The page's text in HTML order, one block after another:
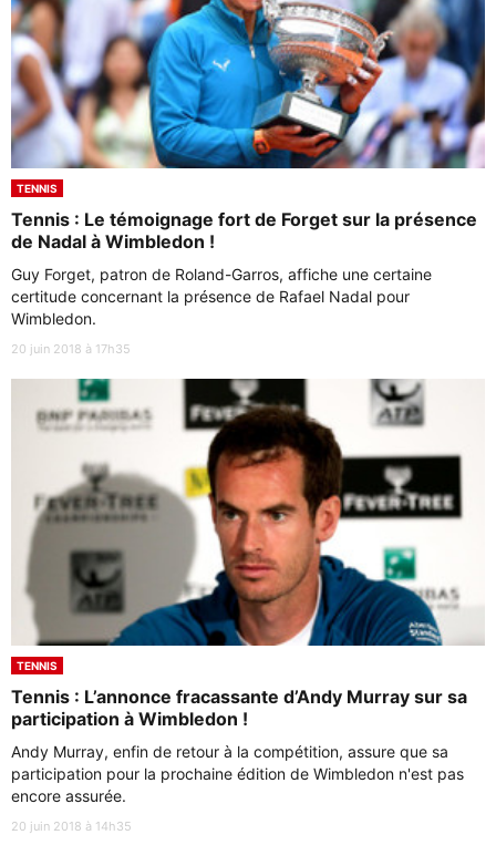
TENNIS
Tennis : Le témoignage fort de Forget sur la présence
de Nadal à Wimbledon !
Guy Forget, patron de Roland-Garros, affiche une certaine
certitude concernant la présence de Rafael Nadal pour
Wimbledon.
20 juin 2018 à 17h35
TENNIS
Tennis : L’annonce fracassante d’Andy Murray sur sa
participation à Wimbledon !
Andy Murray, enfin de retour à la compétition, assure que sa
participation pour la prochaine édition de Wimbledon n'est pas
encore assurée.
20 juin 2018 à 14h35